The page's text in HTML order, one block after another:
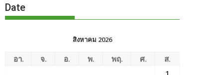
Date
สิงหาคม 2026
อา. จ. อ. พ. พฤ. ศ.
ส.
1